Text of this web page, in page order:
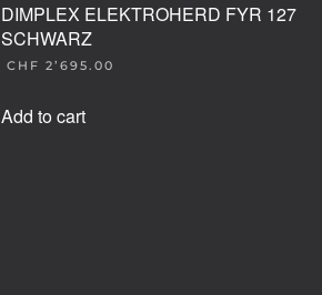
DIMPLEX ELEKTROHERD FYR 127
SCHWARZ
CHF 2’695.00
Add to cart